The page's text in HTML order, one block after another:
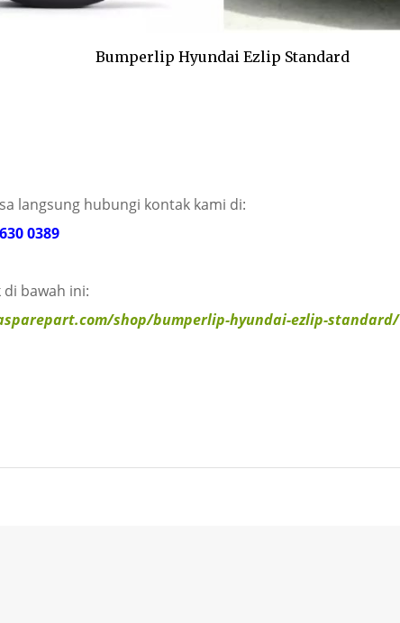
Bumperlip Hyundai Ezlip Standard
langsung hubungi kontak kami di:
0389
bawah ini:
shop/bumperlip-hyundai-ezlip-standard/